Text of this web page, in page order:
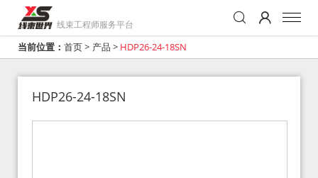
线束工程师服务平台
当前位置： 首页> 产品 > HDP26-24-18SN
HDP26-24-18SN